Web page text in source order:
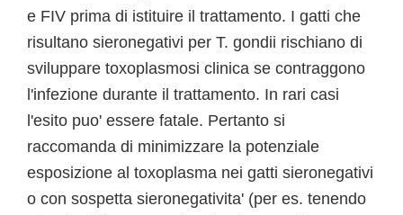
e FIV prima di istituire il trattamento. I gatti che
risultano sieronegativi per T. gondii rischiano di
sviluppare toxoplasmosi clinica se contraggono
l'infezione durante il trattamento. In rari casi
l'esito puo' essere fatale. Pertanto si
raccomanda di minimizzare la potenziale
esposizione al toxoplasma nei gatti sieronegativi
o con sospetta sieronegativita' (per es. tenendo